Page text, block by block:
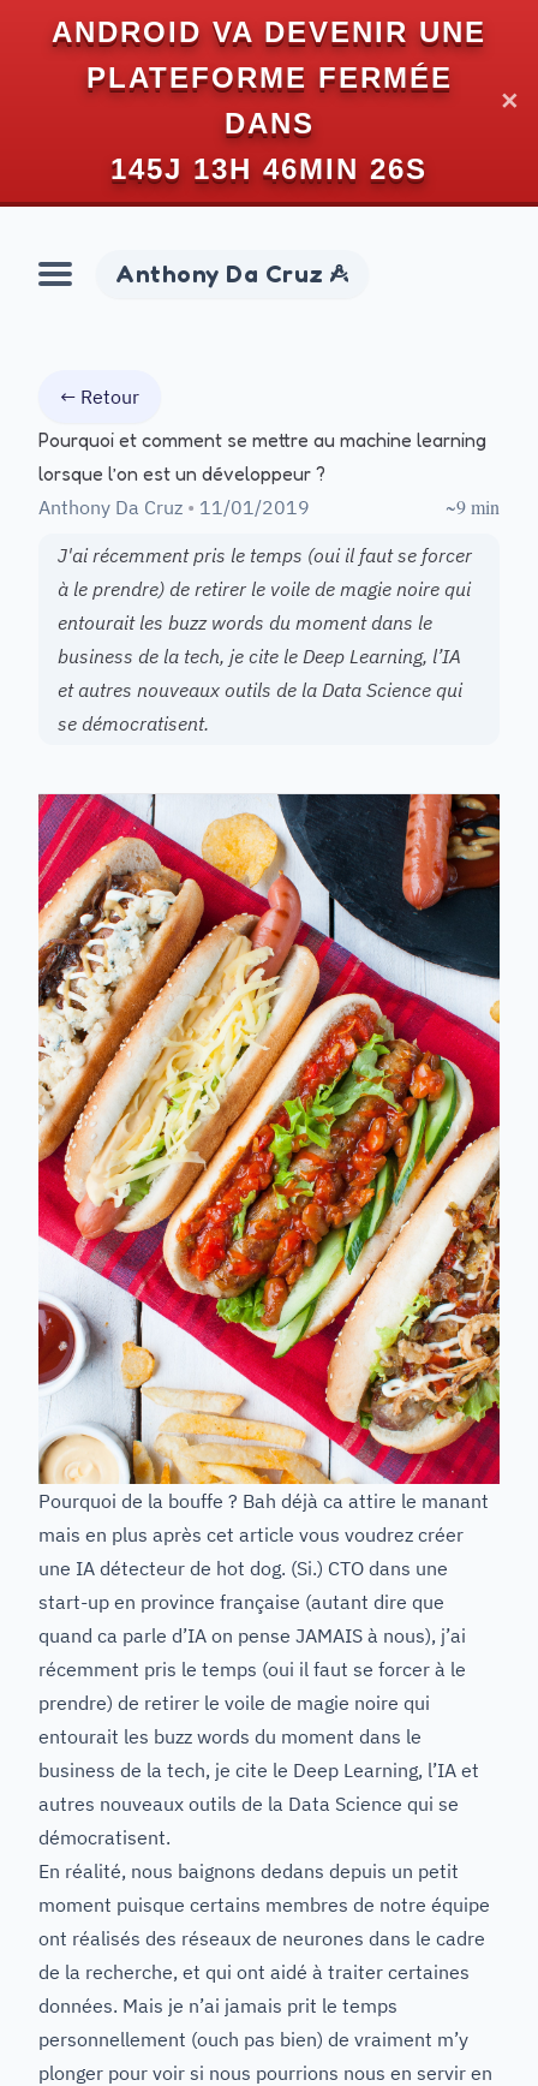
ANDROID VA DEVENIR UNE
PLATEFORME FERMÉE
DANS
145J 13H 46MIN 25S
✕
Anthony Da Cruz
← Retour
Pourquoi et comment se mettre au machine learning
lorsque l’on est un développeur ?
Anthony Da Cruz • 11/01/2019 ~9 min
J'ai récemment pris le temps (oui il faut se forcer
à le prendre) de retirer le voile de magie noire qui
entourait les buzz words du moment dans le
business de la tech, je cite le Deep Learning, l’IA
et autres nouveaux outils de la Data Science qui
se démocratisent.
Pourquoi de la bouffe ? Bah déjà ca attire le manant
mais en plus après cet article vous voudrez créer
une IA détecteur de hot dog. (Si.) CTO dans une
start-up en province française (autant dire que
quand ca parle d’IA on pense JAMAIS à nous), j’ai
récemment pris le temps (oui il faut se forcer à le
prendre) de retirer le voile de magie noire qui
entourait les buzz words du moment dans le
business de la tech, je cite le Deep Learning, l’IA et
autres nouveaux outils de la Data Science qui se
démocratisent.
En réalité, nous baignons dedans depuis un petit
moment puisque certains membres de notre équipe
ont réalisés des réseaux de neurones dans le cadre
de la recherche, et qui ont aidé à traiter certaines
données. Mais je n’ai jamais prit le temps
personnellement (ouch pas bien) de vraiment m’y
plonger pour voir si nous pourrions nous en servir en